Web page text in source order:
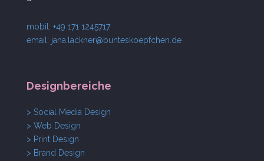
mobil: +49 171 1245717
email: jana.lackner@bunteskoepfchen.de
Designbereiche
> Social Media Design
> Web Design
> Print Design
> Brand Design